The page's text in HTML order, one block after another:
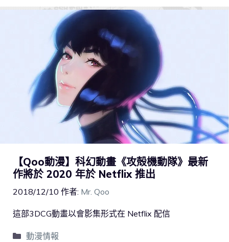
【Qoo動漫】科幻動畫《攻殻機動隊》最新
作將於 2020 年於 Netflix 推出
2018/12/10 作者: Mr. Qoo
這部3DCG動畫以會影集形式在 Netflix 配信
動漫情報